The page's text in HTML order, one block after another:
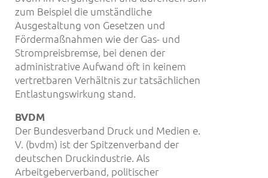
zum Beispiel die umständliche
Ausgestaltung von Gesetzen und
Fördermaßnahmen wie der Gas- und
Strompreisbremse, bei denen der
administrative Aufwand oft in keinem
vertretbaren Verhältnis zur tatsächlichen
Entlastungswirkung stand.
BVDM
Der Bundesverband Druck und Medien e.
V. (bvdm) ist der Spitzenverband der
deutschen Druckindustrie. Als
Arbeitgeberverband, politischer